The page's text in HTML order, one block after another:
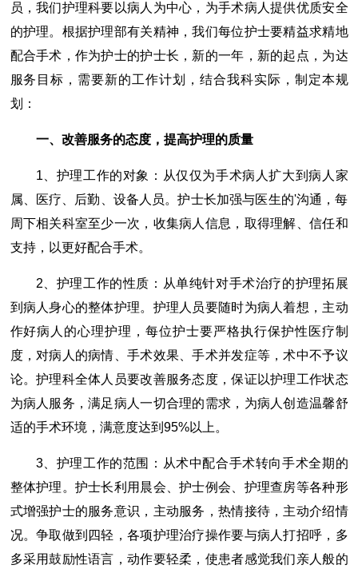
员，我们护理科要以病人为中心，为手术病人提供优质安全
的护理。根据护理部有关精神，我们每位护士要精益求精地
配合手术，作为护士的护士长，新的一年，新的起点，为达
服务目标，需要新的工作计划，结合我科实际，制定本规
划：
一、改善服务的态度，提高护理的质量
1、护理工作的对象：从仅仅为手术病人扩大到病人家
属、医疗、后勤、设备人员。护士长加强与医生的'沟通，每
周下相关科室至少一次，收集病人信息，取得理解、信任和
支持，以更好配合手术。
2、护理工作的性质：从单纯针对手术治疗的护理拓展
到病人身心的整体护理。护理人员要随时为病人着想，主动
作好病人的心理护理，每位护士要严格执行保护性医疗制
度，对病人的病情、手术效果、手术并发症等，术中不予议
论。护理科全体人员要改善服务态度，保证以护理工作状态
为病人服务，满足病人一切合理的需求，为病人创造温馨舒
适的手术环境，满意度达到95%以上。
3、护理工作的范围：从术中配合手术转向手术全期的
整体护理。护士长利用晨会、护士例会、护理查房等各种形
式增强护士的服务意识，主动服务，热情接待，主动介绍情
况。争取做到四轻，各项护理治疗操作要与病人打招呼，多
多采用鼓励性语言，动作要轻柔，使患者感觉我们亲人般的